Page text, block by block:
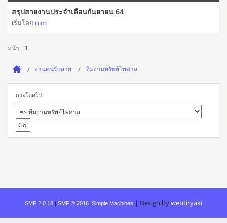
สรุปสายงานประจำเดือนกันยายน 64
เริ่มโดย nim
หน้า: [1]
งานคนรับสาย ทีมงานทรัพย์ไพศาล
กระโดดไป:
SMF 2.0.18 | SMF © 2016 Simple Machines | Design bywebtiryaki